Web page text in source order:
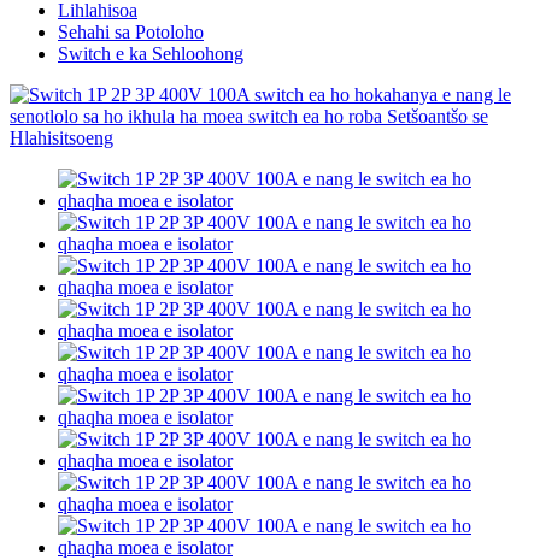
Lihlahisoa
Sehahi sa Potoloho
Switch e ka Sehloohong